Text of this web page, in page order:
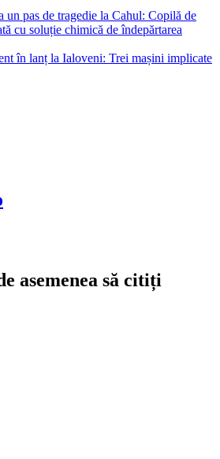
un pas de tragedie la Cahul: Copilă de
cu soluție chimică de îndepărtarea
în lanț la Ialoveni: Trei mașini implicate
asemenea să citiți